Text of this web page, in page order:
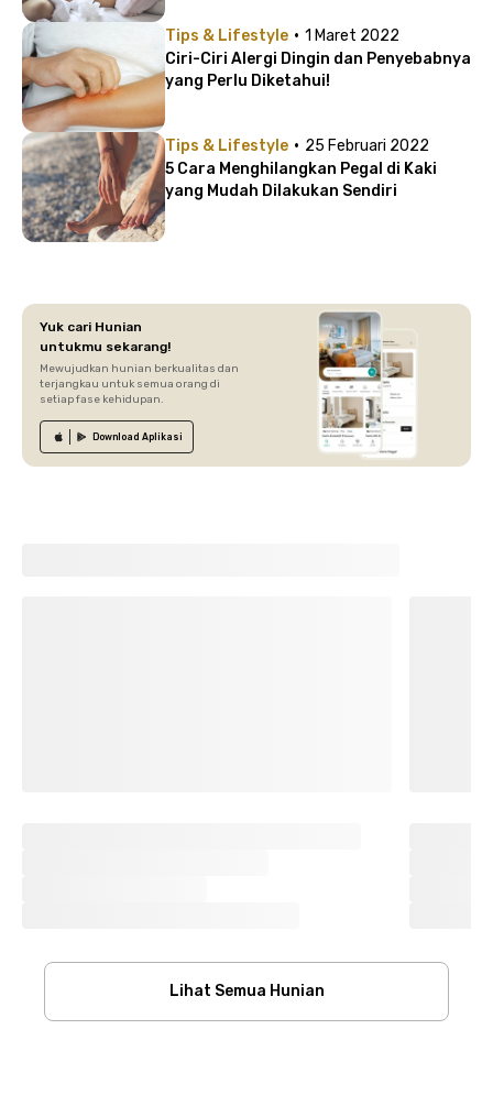
Tips & Lifestyle · 1 Maret 2022
Ciri-Ciri Alergi Dingin dan Penyebabnya
yang Perlu Diketahui!
Tips & Lifestyle · 25 Februari 2022
5 Cara Menghilangkan Pegal di Kaki
yang Mudah Dilakukan Sendiri
Yuk cari Hunian
untukmu sekarang!
Mewujudkan hunian berkualitas dan
terjangkau untuk semua orang di
setiap fase kehidupan.
Download Aplikasi
Lihat Semua Hunian